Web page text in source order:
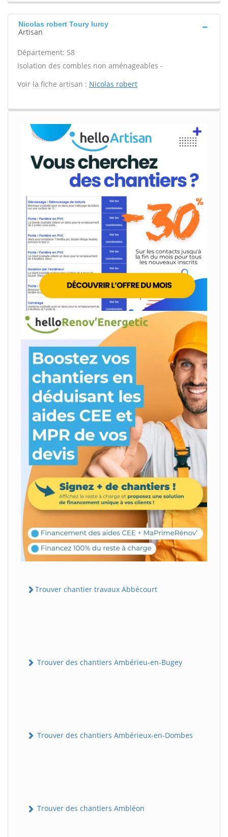
Nicolas robert Toury lurcy
Artisan
Département: 58
Isolation des combles non aménageables -
Voir la fiche artisan : Nicolas robert
Trouver chantier travaux Abbécourt
Trouver des chantiers Ambérieu-en-Bugey
Trouver des chantiers Ambérieux-en-Dombes
Trouver des chantiers Ambléon